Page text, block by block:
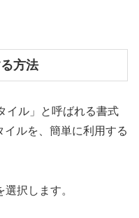
方法
イル」と呼ばれる書式
ルを、簡単に利用する
択します。